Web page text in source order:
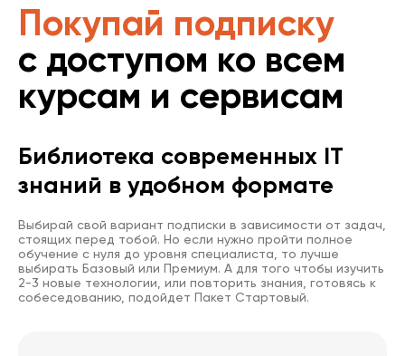
Покупай подписку
с доступом ко всем
курсам и сервисам
Библиотека современных IT
знаний в удобном формате
Выбирай свой вариант подписки в зависимости от задач,
стоящих перед тобой. Но если нужно пройти полное
обучение с нуля до уровня специалиста, то лучше
выбирать Базовый или Премиум. А для того чтобы изучить
2-3 новые технологии, или повторить знания, готовясь к
собеседованию, подойдет Пакет Стартовый.